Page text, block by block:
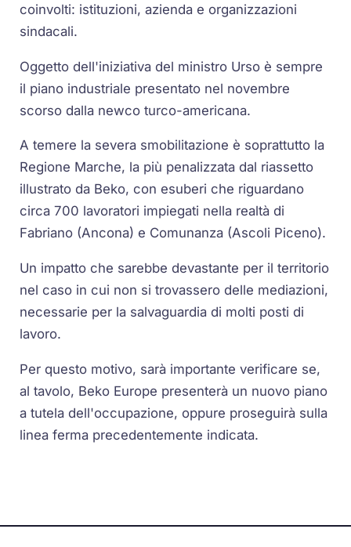
coinvolti: istituzioni, azienda e organizzazioni
sindacali.
Oggetto dell'iniziativa del ministro Urso è sempre
il piano industriale presentato nel novembre
scorso dalla newco turco-americana.
A temere la severa smobilitazione è soprattutto la
Regione Marche, la più penalizzata dal riassetto
illustrato da Beko, con esuberi che riguardano
circa 700 lavoratori impiegati nella realtà di
Fabriano (Ancona) e Comunanza (Ascoli Piceno).
Un impatto che sarebbe devastante per il territorio
nel caso in cui non si trovassero delle mediazioni,
necessarie per la salvaguardia di molti posti di
lavoro.
Per questo motivo, sarà importante verificare se,
al tavolo, Beko Europe presenterà un nuovo piano
a tutela dell'occupazione, oppure proseguirà sulla
linea ferma precedentemente indicata.